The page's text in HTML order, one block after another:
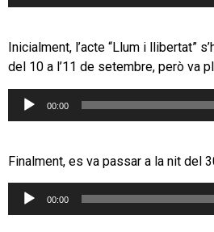
Inicialment, l’acte “Llum i llibertat”
del 10 a l’11 de setembre, però va
Reproductor
00:00
Finalment, es va passar a la nit del
Reproductor
00:00